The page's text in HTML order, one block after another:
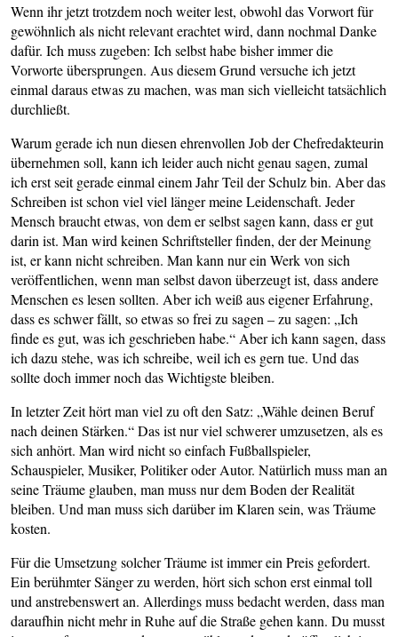
Wenn ihr jetzt trotzdem noch weiter lest, obwohl das Vorwort für
gewöhnlich als nicht relevant erachtet wird, dann nochmal Danke
dafür. Ich muss zugeben: Ich selbst habe bisher immer die
Vorworte übersprungen. Aus diesem Grund versuche ich jetzt
einmal daraus etwas zu machen, was man sich vielleicht tatsächlich
durchließt.
Warum gerade ich nun diesen ehrenvollen Job der Chefredakteurin
übernehmen soll, kann ich leider auch nicht genau sagen, zumal
ich erst seit gerade einmal einem Jahr Teil der Schulz bin. Aber das
Schreiben ist schon viel viel länger meine Leidenschaft. Jeder
Mensch braucht etwas, von dem er selbst sagen kann, dass er gut
darin ist. Man wird keinen Schriftsteller finden, der der Meinung
ist, er kann nicht schreiben. Man kann nur ein Werk von sich
veröffentlichen, wenn man selbst davon überzeugt ist, dass andere
Menschen es lesen sollten. Aber ich weiß aus eigener Erfahrung,
dass es schwer fällt, so etwas so frei zu sagen – zu sagen: „Ich
finde es gut, was ich geschrieben habe.“ Aber ich kann sagen, dass
ich dazu stehe, was ich schreibe, weil ich es gern tue. Und das
sollte doch immer noch das Wichtigste bleiben.
In letzter Zeit hört man viel zu oft den Satz: „Wähle deinen Beruf
nach deinen Stärken.“ Das ist nur viel schwerer umzusetzen, als es
sich anhört. Man wird nicht so einfach Fußballspieler,
Schauspieler, Musiker, Politiker oder Autor. Natürlich muss man an
seine Träume glauben, man muss nur dem Boden der Realität
bleiben. Und man muss sich darüber im Klaren sein, was Träume
kosten.
Für die Umsetzung solcher Träume ist immer ein Preis gefordert.
Ein berühmter Sänger zu werden, hört sich schon erst einmal toll
und anstrebenswert an. Allerdings muss bedacht werden, dass man
daraufhin nicht mehr in Ruhe auf die Straße gehen kann. Du musst